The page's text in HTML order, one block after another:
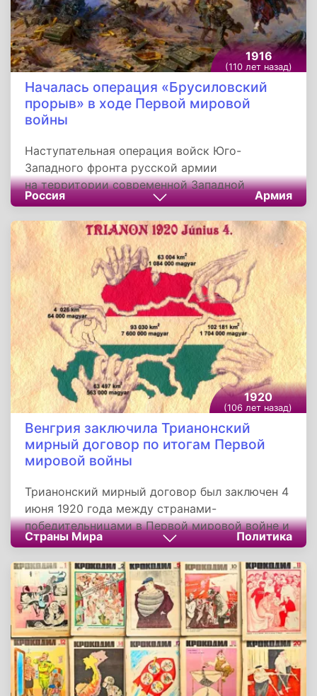
1916
(110 лет назад)
Началась операция «Брусиловский
прорыв» в ходе Первой мировой
войны
Наступательная операция войск Юго-
Западного фронта русской армии
на территории современной Западной
Украины в ходе Первой мировой войны
началась 4 июня 1916 года и вошла в мировую
историю под названием Брусиловский
прорыв. Руководил этой операцией
главнокомандующий армиями фронта генерал
от кавалерии Алексей Брусилов. Это
единственное сражение войны, в названии
которого в мировой военно-исторической
литературе фигурирует имя конкретного
полководца.
Россия Армия
1920
(106 лет назад)
Венгрия заключила Трианонский
мирный договор по итогам Первой
мировой войны
Трианонский мирный договор был заключен 4
июня 1920 года между странами-
победительницами в Первой мировой войне и
Венгрией, потерпевшей поражение. Согласно
условиям договора Венгрия теряла более 70%
своих территорий, населенных, в том числе,
тремя миллионами этнических венгров. Для
Румынии и Словакии принятие договора
стало восстановлением справедливости, но в
самой Венгрии его восприняли как трагедию.
Страны Мира Политика